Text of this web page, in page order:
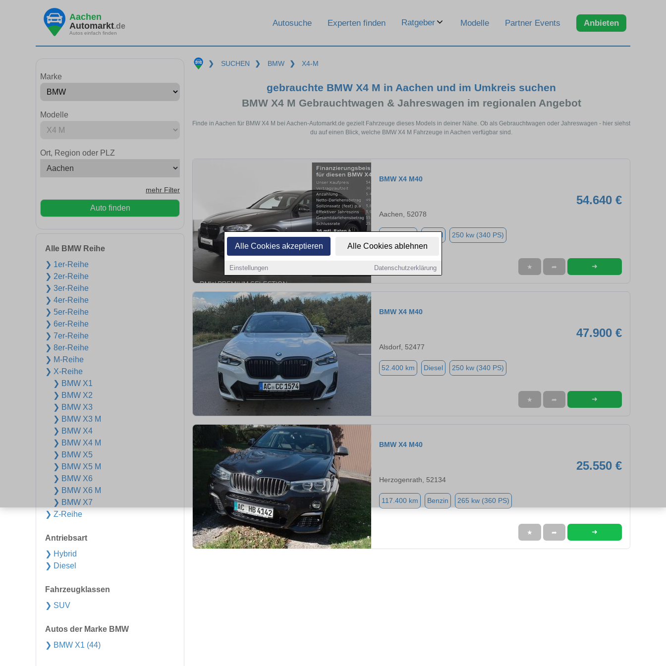
Alle Cookies akzeptieren Alle Cookies ablehnen
Einstellungen Datenschutzerklärung
Aachen
Automarkt.de
Autos einfach finden
Autosuche Experten finden Ratgeber Modelle Partner Events Anbieten
Marke
Modelle
Ort, Region oder PLZ
mehr Filter
Auto finden
Alle BMW Reihe
❯ 1er-Reihe
❯ 2er-Reihe
❯ 3er-Reihe
❯ 4er-Reihe
❯ 5er-Reihe
❯ 6er-Reihe
❯ 7er-Reihe
❯ 8er-Reihe
❯ M-Reihe
❯ X-Reihe
❯ BMW X1
❯ BMW X2
❯ BMW X3
❯ BMW X3 M
❯ BMW X4
❯ BMW X4 M
❯ BMW X5
❯ BMW X5 M
❯ BMW X6
❯ BMW X6 M
❯ BMW X7
❯ Z-Reihe
Antriebsart
❯ Hybrid
❯ Diesel
Fahrzeugklassen
❯ SUV
Autos der Marke BMW
❯ BMW X1 (44)
❯ SUCHEN ❯ BMW ❯ X4-M
gebrauchte BMW X4 M in Aachen und im Umkreis suchen
BMW X4 M Gebrauchtwagen & Jahreswagen im regionalen Angebot
Finde in Aachen für BMW X4 M bei Aachen-Automarkt.de gezielt Fahrzeuge dieses Models in deiner Nähe. Ob als Gebrauchtwagen oder Jahreswagen - hier siehst
du auf einen Blick, welche BMW X4 M Fahrzeuge in Aachen verfügbar sind.
BMW X4 M40
54.640 €
Aachen, 52078
Diesel 250 kw (340 PS)
★ ➦ ➜
BMW X4 M40
47.900 €
Alsdorf, 52477
52.400 km Diesel 250 kw (340 PS)
★ ➦ ➜
BMW X4 M40
25.550 €
Herzogenrath, 52134
117.400 km Benzin 265 kw (360 PS)
★ ➦ ➜